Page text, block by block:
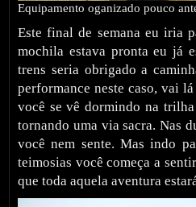
Equipamento oganizado pouco
Este final de semana eu iria
mochila estava pronta eu já
trens seria obrigado a
performance neste caso, vai
você se vê dormindo na
tornando uma via sacra. Nas
você nem sente. Mas indo
teimosias você começa a
que toda aquela aventura